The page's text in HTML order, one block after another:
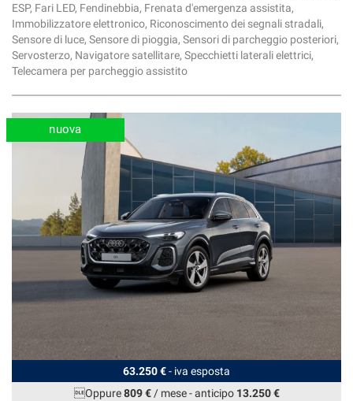
ESP, Fari LED, Fendinebbia, Frenata d'emergenza assistita,
Immobilizzatore elettronico, Riconoscimento dei segnali stradali,
Sensore di luce, Sensore di pioggia, Sensori di parcheggio posteriori,
Servosterzo, Navigatore satellitare, Specchietti laterali elettrici,
Telecamera per parcheggio assistito
63.250 €- iva esposta
Oppure809 €/ mese-anticipo 13.250 €
nuova